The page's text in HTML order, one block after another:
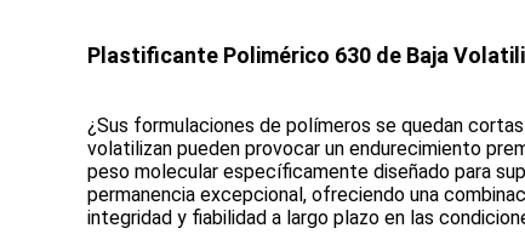
Plastificante Polimérico 630 de Baja
¿Sus formulaciones de polímeros se quedan
volatilizan pueden provocar un endurecimiento
peso molecular específicamente diseñado para
permanencia excepcional, ofreciendo una
integridad y fiabilidad a largo plazo en las